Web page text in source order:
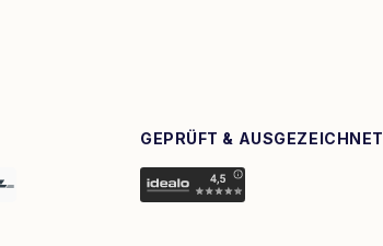
GEPRÜFT & AUSGEZEICHNET